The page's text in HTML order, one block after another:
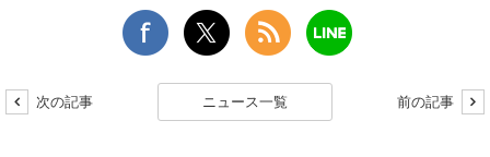
次の記事 ニュース一覧 前の記事